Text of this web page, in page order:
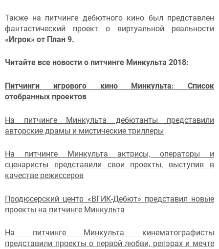
Также на питчинге дебютного кино был представлен
фантастический проект о виртуальной реальности
«Игрок» от План 9.
Читайте все новости о питчинге Минкульта 2018:
Питчинги игрового кино Минкульта: Список
отобранных проектов
На питчинге Минкульта дебютанты представили
авторские драмы и мистические триллеры
На питчинге Минкульта актрисы, операторы и
сценаристы представили свои проекты, выступив в
качестве режиссеров
Продюсерский центр «ВГИК-Дебют» представил новые
проекты на питчинге Минкульта
На питчинге Минкульта кинематографисты
представили проекты о первой любви, репэрах и мечте